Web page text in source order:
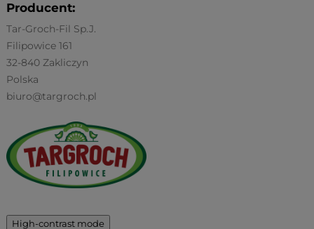
Producent:
Tar-Groch-Fil Sp.J.
Filipowice 161
32-840 Zakliczyn
Polska
biuro@targroch.pl
High-contrast mode